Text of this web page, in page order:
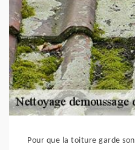
Pour que la toiture garde